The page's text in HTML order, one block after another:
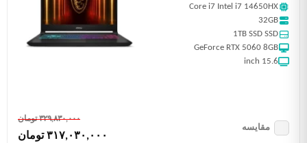
Core i7 Intel i7 14650HX
32GB
1TB SSD SSD
GeForce RTX 5060 8GB
15.6 inch
٣٢٩,٨٣٠,٠٠٠ تومان
٣١٧,٠٣٠,٠٠٠ تومان
مقایسه